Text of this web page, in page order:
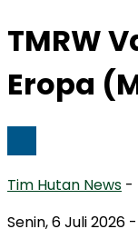
TMRW
Eropa
Tim Hutan News -
Senin, 6 Juli 2026